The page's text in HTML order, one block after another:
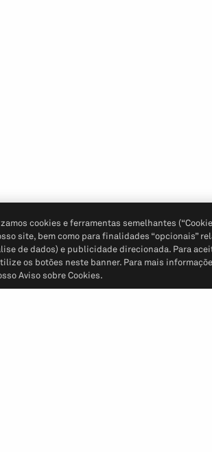
cookies e ferramentas semelhantes
site, bem como para finalidades “opcionais”
de dados) e publicidade direcionada. Para
os botões neste banner. Para mais
Aviso sobre Cookies.